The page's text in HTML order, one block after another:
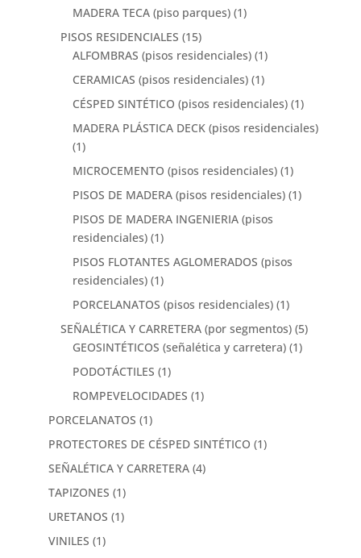
MADERA TECA (piso parques) (1)
PISOS RESIDENCIALES (15)
ALFOMBRAS (pisos residenciales) (1)
CERAMICAS (pisos residenciales) (1)
CÉSPED SINTÉTICO (pisos residenciales) (1)
MADERA PLÁSTICA DECK (pisos residenciales)
(1)
MICROCEMENTO (pisos residenciales) (1)
PISOS DE MADERA (pisos residenciales) (1)
PISOS DE MADERA INGENIERIA (pisos
residenciales) (1)
PISOS FLOTANTES AGLOMERADOS (pisos
residenciales) (1)
PORCELANATOS (pisos residenciales) (1)
SEÑALÉTICA Y CARRETERA (por segmentos) (5)
GEOSINTÉTICOS (señalética y carretera) (1)
PODOTÁCTILES (1)
ROMPEVELOCIDADES (1)
PORCELANATOS (1)
PROTECTORES DE CÉSPED SINTÉTICO (1)
SEÑALÉTICA Y CARRETERA (4)
TAPIZONES (1)
URETANOS (1)
VINILES (1)